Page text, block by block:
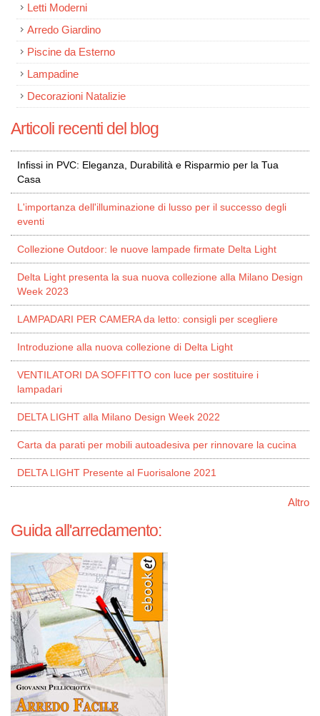
Letti Moderni
Arredo Giardino
Piscine da Esterno
Lampadine
Decorazioni Natalizie
Articoli recenti del blog
Infissi in PVC: Eleganza, Durabilità e Risparmio per la Tua
Casa
L'importanza dell'illuminazione di lusso per il successo degli
eventi
Collezione Outdoor: le nuove lampade firmate Delta Light
Delta Light presenta la sua nuova collezione alla Milano Design
Week 2023
LAMPADARI PER CAMERA da letto: consigli per scegliere
Introduzione alla nuova collezione di Delta Light
VENTILATORI DA SOFFITTO con luce per sostituire i
lampadari
DELTA LIGHT alla Milano Design Week 2022
Carta da parati per mobili autoadesiva per rinnovare la cucina
DELTA LIGHT Presente al Fuorisalone 2021
Altro
Guida all'arredamento: